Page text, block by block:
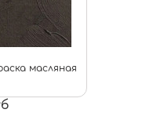
масляная